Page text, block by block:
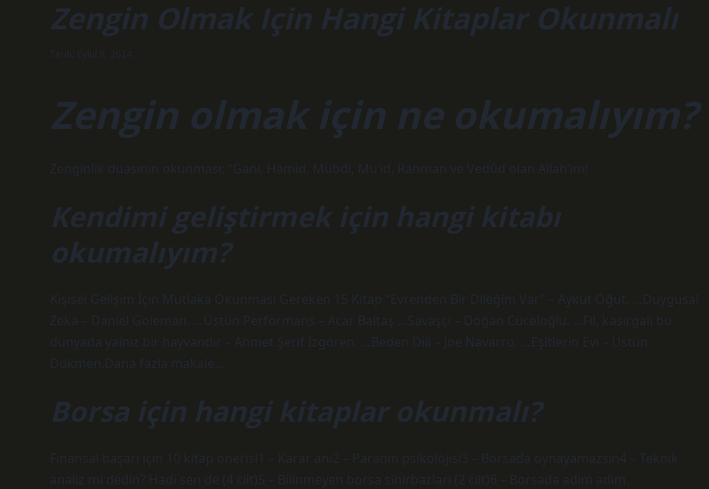
Zengin Olmak Için Hangi Kitaplar Okunmalı
Tarih: Eylül 8, 2024
Zengin olmak için ne okumalıyım?
Zenginlik duasının okunması: “Gani, Hamid, Mübdi, Mu’id, Rahman ve Vedûd olan Allah’ım!
Kendimi geliştirmek için hangi kitabı
okumalıyım?
Kişisel Gelişim İçin Mutlaka Okunması Gereken 15 Kitap “Evrenden Bir Dileğim Var” – Aykut Oğut. …Duygusal
Zeka – Daniel Goleman. …Üstün Performans – ​​Acar Baltaş …Savaşçı – Doğan Cüceloğlu. …Fil, kasırgalı bu
dünyada yalnız bir hayvandır – Ahmet Şerif İzgören. …Beden Dili – Joe Navarro. …Eşitlerin Evi – Üstün
Dökmen.Daha fazla makale…
Borsa için hangi kitaplar okunmalı?
Finansal başarı için 10 kitap önerisi1 – Karar anı2 – Paranın psikolojisi3 – Borsada oynayamazsın4 – Teknik
analiz mi dedin? Hadi sen de (4 cilt)5 – Bilinmeyen borsa sihirbazları (2 cilt)6 – Borsada adım adım.